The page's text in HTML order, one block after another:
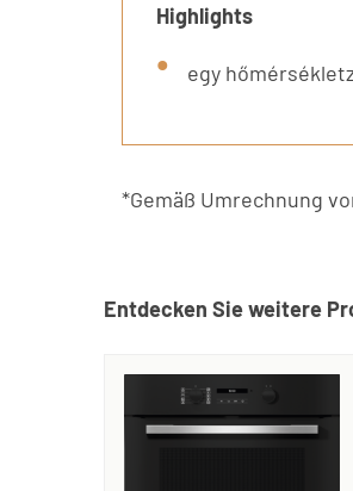
Highlights
egy
*Gemäß Umrechnung
Entdecken Sie weitere